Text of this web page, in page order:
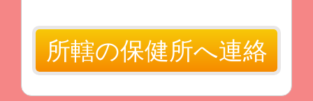
所轄の保健所へ連絡